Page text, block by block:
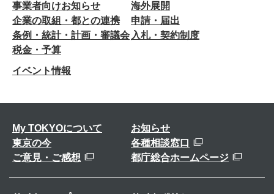
事業者向けお知らせ
海外展開
企業の取組・都との連携
申請・届出
条例・統計・計画・審議会 入札・契約制度
税金・予算
イベント情報
My TOKYOについて
お知らせ
東京の今
各種相談窓口
ご意見・ご感想
都庁総合ホームページ